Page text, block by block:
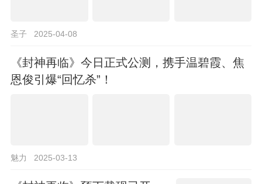
圣子 2025-04-08
《封神再临》今日正式公测，携手温碧霞、焦
恩俊引爆“回忆杀”！
魅力 2025-03-13